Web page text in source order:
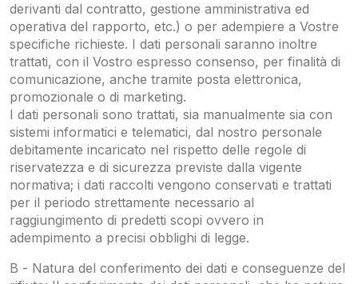
derivanti dal contratto, gestione amministrativa ed
operativa del rapporto, etc.) o per adempiere a Vostre
specifiche richieste. I dati personali saranno inoltre
trattati, con il Vostro espresso consenso, per finalità di
comunicazione, anche tramite posta elettronica,
promozionale o di marketing.
I dati personali sono trattati, sia manualmente sia con
sistemi informatici e telematici, dal nostro personale
debitamente incaricato nel rispetto delle regole di
riservatezza e di sicurezza previste dalla vigente
normativa; i dati raccolti vengono conservati e trattati
per il periodo strettamente necessario al
raggiungimento di predetti scopi ovvero in
adempimento a precisi obblighi di legge.
B - Natura del conferimento dei dati e conseguenze del